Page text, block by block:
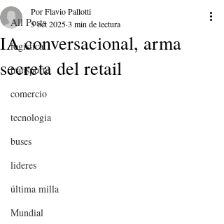
All Posts
logistica
transporte
comercio
tecnologia
buses
lideres
última milla
Mundial
IA conversacional, arma
secreta del retail
Por Flavio Pallotti
5 oct 20253 min de lectura